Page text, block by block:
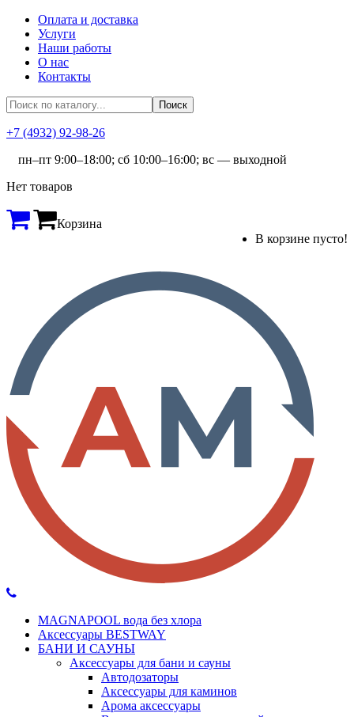
Оплата и доставка
Услуги
Наши работы
О нас
Контакты
+7 (4932) 92-98-26
пн–пт 9:00–18:00; сб 10:00–16:00; вс — выходной
Нет товаров
Корзина
В корзине пусто!
MAGNAPOOL вода без хлора
Аксессуары BESTWAY
БАНИ И САУНЫ
Аксессуары для бани и сауны
Автодозаторы
Аксессуары для каминов
Арома аксессуары